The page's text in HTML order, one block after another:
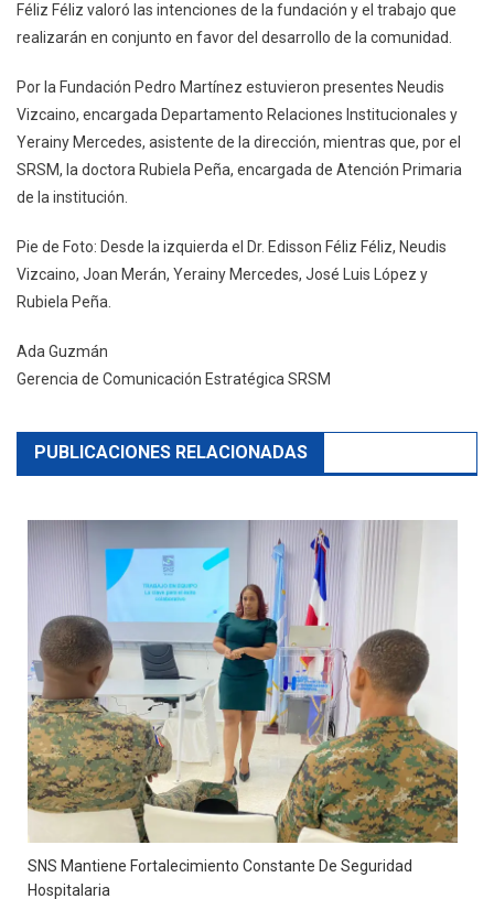
Féliz Féliz valoró las intenciones de la fundación y el trabajo que
realizarán en conjunto en favor del desarrollo de la comunidad.
Por la Fundación Pedro Martínez estuvieron presentes Neudis
Vizcaino, encargada Departamento Relaciones Institucionales y
Yerainy Mercedes, asistente de la dirección, mientras que, por el
SRSM, la doctora Rubiela Peña, encargada de Atención Primaria
de la institución.
Pie de Foto: Desde la izquierda el Dr. Edisson Féliz Féliz, Neudis
Vizcaino, Joan Merán, Yerainy Mercedes, José Luis López y
Rubiela Peña.
Ada Guzmán
Gerencia de Comunicación Estratégica SRSM
PUBLICACIONES RELACIONADAS
SNS Mantiene Fortalecimiento Constante De Seguridad
Hospitalaria